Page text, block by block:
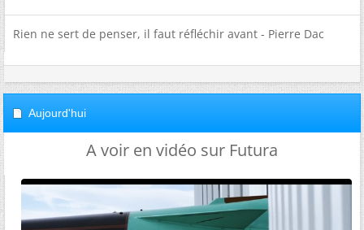
Rien ne sert de penser, il faut réfléchir avant - Pierre Dac
Aujourd'hui
A voir en vidéo sur Futura